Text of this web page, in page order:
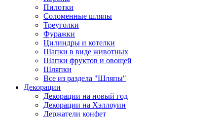
Пилотки
Соломенные шляпы
Треуголки
Фуражки
Цилиндры и котелки
Шапки в виде животных
Шапки фруктов и овощей
Шляпки
Все из раздела "Шляпы"
Декорации
Декорации на новый год
Декорации на Хэллоуин
Держатели конфет